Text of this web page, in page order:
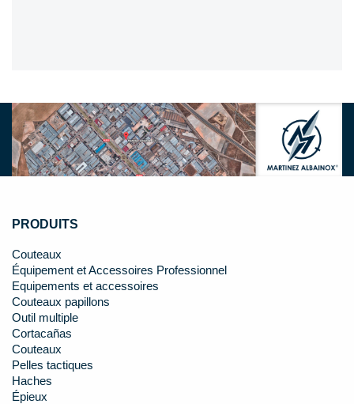
PRODUITS
Couteaux
Équipement et Accessoires Professionnel
Equipements et accessoires
Couteaux papillons
Outil multiple
Cortacañas
Couteaux
Pelles tactiques
Haches
Épieux